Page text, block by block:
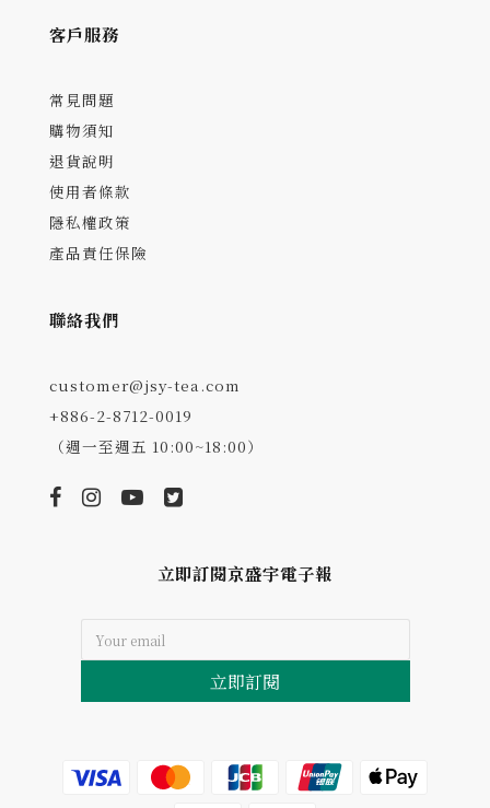
客戶服務
常見問題
購物須知
退貨說明
使用者條款
隱私權政策
產品責任保險
聯絡我們
customer@jsy-tea.com
+886-2-8712-0019
（週一至週五 10:00~18:00）
立即訂閱京盛宇電子報
立即訂閱